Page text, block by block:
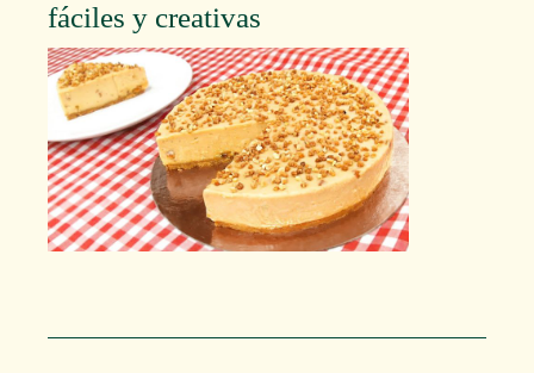
fáciles y creativas